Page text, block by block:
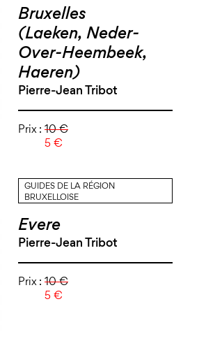
Bruxelles
(Laeken, Neder-
Over-Heembeek,
Haeren)
Pierre-Jean Tribot
Prix : 10 €
5 €
GUIDES DE LA RÉGION
BRUXELLOISE
Evere
Pierre-Jean Tribot
Prix : 10 €
5 €